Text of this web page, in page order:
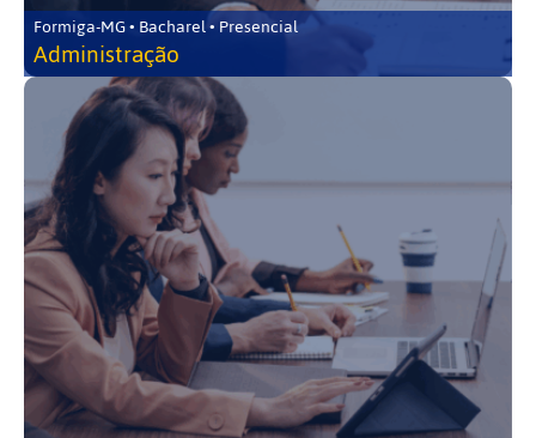
Formiga-MG • Bacharel • Presencial
Administração